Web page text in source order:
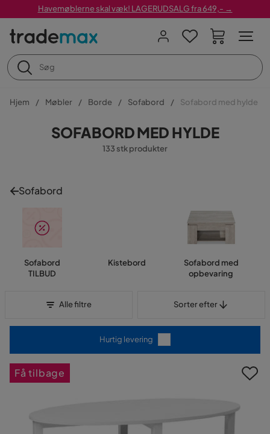
Havemøblerne skal væk! LAGERUDSALG fra 649,- →
Hjem Møbler Borde Sofabord Sofabord med hylde
SOFABORD MED HYLDE
133 stk produkter
Sofabord
Sofabord
TILBUD
Kistebord
Sofabord med
opbevaring
Alle filtre Sorter efter
Hurtig levering
Få tilbage